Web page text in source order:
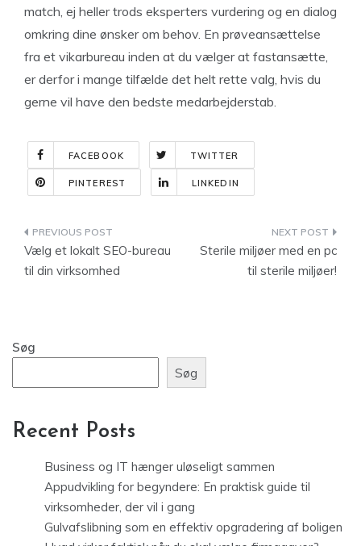
match, ej heller trods eksperters vurdering og en dialog
omkring dine ønsker om behov. En prøveansættelse
fra et vikarbureau inden at du vælger at fastansætte,
er derfor i mange tilfælde det helt rette valg, hvis du
gerne vil have den bedste medarbejderstab.
FACEBOOK TWITTER
PINTEREST LINKEDIN
Indlægsnavigation
Vælg et lokalt SEO-bureau
til din virksomhed
Sterile miljøer med en pc
til sterile miljøer!
Søg
Søg
Recent Posts
Business og IT hænger uløseligt sammen
Appudvikling for begyndere: En praktisk guide til
virksomheder, der vil i gang
Gulvafslibning som en effektiv opgradering af boligen